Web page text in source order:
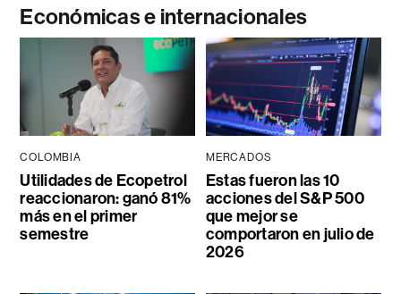
Económicas e internacionales
COLOMBIA
Utilidades de Ecopetrol
reaccionaron: ganó 81%
más en el primer
semestre
MERCADOS
Estas fueron las 10
acciones del S&P 500
que mejor se
comportaron en julio de
2026